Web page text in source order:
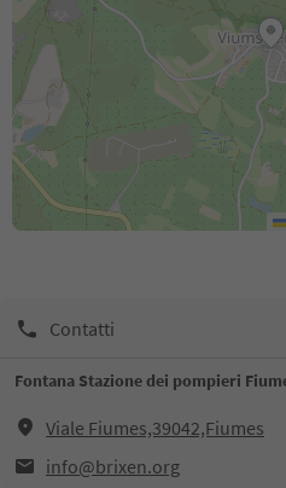
Contatti
Fontana Stazione dei pompieri
Viale Fiumes,39042,Fiumes
info@brixen.org